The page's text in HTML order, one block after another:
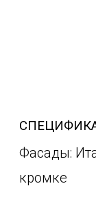
Фасады:
кромке